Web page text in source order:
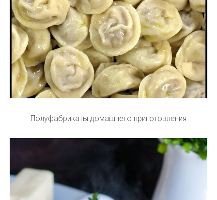
Полуфабрикаты домашнего приготовления